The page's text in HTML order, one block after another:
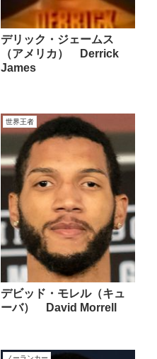
デリック・ジェームス
（アメリカ） Derrick
James
世界王者
デビッド・モレル（キュ
ーバ） David Morrell